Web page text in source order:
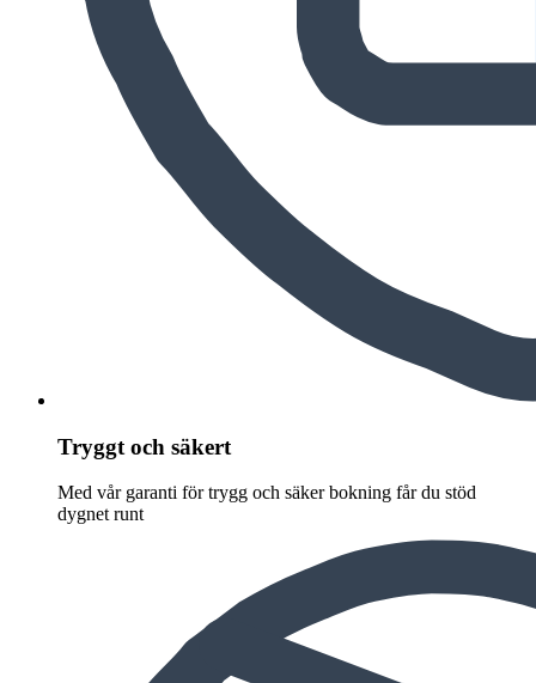
Tryggt och säkert
Med vår garanti för trygg och säker bokning får du stöd
dygnet runt